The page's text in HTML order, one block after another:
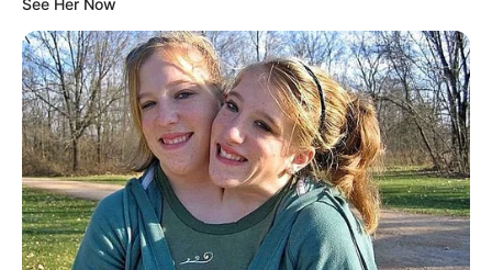
Baca:Biodata, Profil, dan Fakta Dosma Hazenbosch
See Her Now